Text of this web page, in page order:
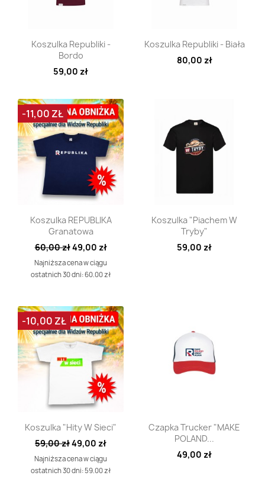
Szybki podgląd
Koszulka Republiki -
Bordo
59,00 zł
Szybki podgląd
Koszulka Republiki - Biała
80,00 zł
Szybki podgląd
Koszulka REPUBLIKA
Granatowa
60,00 zł49,00 zł
Najniższa cena w ciągu
ostatnich 30 dni: 60.00 zł
-11,00 ZŁ
Szybki podgląd
Koszulka "Piachem W
Tryby"
59,00 zł
Szybki podgląd
Koszulka "Hity W Sieci"
59,00 zł49,00 zł
Najniższa cena w ciągu
ostatnich 30 dni: 59.00 zł
-10,00 ZŁ
Szybki podgląd
Czapka Trucker "MAKE
POLAND...
49,00 zł